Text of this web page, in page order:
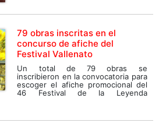
79 obras inscritas en el
concurso de afiche del
Festival Vallenato
Un total de 79 obras se
inscribieron en la convocatoria para
escoger el afiche promocional del
46 Festival de la Leyenda